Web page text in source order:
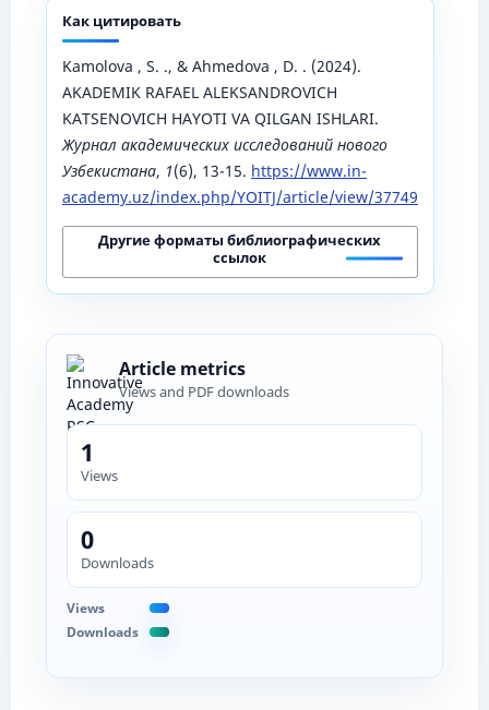
Как цитировать
Kamolova , S. ., & Ahmedova , D. . (2024).
AKADEMIK RAFAEL ALEKSANDROVICH
KATSENOVICH HAYOTI VA QILGAN ISHLARI.
Журнал академических исследований нового
Узбекистана, 1(6), 13-15. https://www.in-
academy.uz/index.php/YOITJ/article/view/37749
Другие форматы библиографических
ссылок
Article metrics
Views and PDF downloads
1
Views
0
Downloads
Views
Downloads